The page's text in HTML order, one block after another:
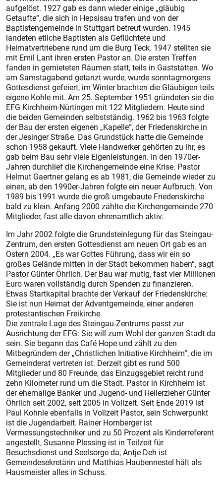
aufgelöst. 1927 gab es dann wieder einige „gläubig
Getaufte“, die sich in Hepsisau trafen und von der
Baptistengemeinde in Stuttgart betreut wurden. 1945
landeten etliche Baptisten als Geflüchtete und
Heimatvertriebene rund um die Burg Teck. 1947 stellten sie
mit Emil Lant ihren ersten Pas­tor an. Die ers­ten Treffen
fanden in gemieteten Räumen statt, teils in Gaststätten. Wo
am Samstag­abend getanzt wurde, wurde sonntagmorgens
Gottesdienst gefeiert, im Winter brachten die Gläubigen teils
eigene Kohle mit. Am 25. September 1951 gründeten sie die
EFG Kirchheim-Nürtingen mit 122 Mitgliedern. Heute sind
die beiden Gemeinden selbstständig. 1962 bis 1963 folgte
der Bau der ersten eigenen „Kapelle“, der Friedenskirche in
der Jesinger Straße. Das Grundstück hatte die Gemeinde
schon 1958 gekauft. Viele Handwerker gehörten zu ihr, es
gab beim Bau sehr viele Eigenleistungen. In den 1970er-
Jahren durchlief die Kirchengemeinde eine Krise. Pastor
Helmut Gaertner gelang es ab 1981, die Gemeinde wieder zu
einen, ab den 1990er-Jahren folgte ein neuer Aufbruch. Von
1989 bis 1991 wurde die groß umgebaute Friedenskirche
bald zu klein. Anfang 2000 zählte die Kirchengemeinde 270
Mitglieder, fast alle davon ehrenamtlich aktiv.
Im Jahr 2002 folgte die Grundsteinlegung für das Steingau-
Zentrum, den ersten Gottesdienst am neuen Ort gab es an
Ostern 2004. „Es war Gottes Führung, dass wir ein so
großes Gelände mitten in der Stadt bekommen haben“, sagt
Pastor Günter Öhrlich. Der Bau war mutig, fast vier Millionen
Euro waren vollständig durch Spenden zu finanzieren.
Etwas Startkapital brachte der Verkauf der Friedenskirche:
Sie ist nun Heimat der Adventgemeinde, einer anderen
protestantischen Freikirche.
Die zentrale Lage des Steingau-Zentrums passt zur
Ausrichtung der EFG: Sie will zum Wohl der ganzen Stadt da
sein. Sie begann das Café Hope und zählt zu den
Mitbegründern der „Christlichen Initiative Kirchheim“, die im
Gemeinderat vertreten ist. Derzeit gibt es rund 500
Mitglieder und 80 Freunde, das Einzugsgebiet reicht rund
zehn Kilometer rund um die Stadt. Pastor in Kirchheim ist
der ehemalige Banker und Jugend- und Heilerzieher Günter
Öhrlich seit 2002, seit 2005 in Vollzeit. Seit Ende 2019 ist
Paul Kohnle ebenfalls in Vollzeit Pastor, sein Schwerpunkt
ist die Jugendarbeit. Rainer Hornberger ist
Vermessungstechniker und zu 50 Prozent als Kinderreferent
angestellt, Susanne Plessing ist in Teilzeit für
Besuchsdienst und Seelsorge da, Antje Deh ist
Gemeindesekretärin und Matthias Haubennestel hält als
Hausmeis­ter alles in Schuss.